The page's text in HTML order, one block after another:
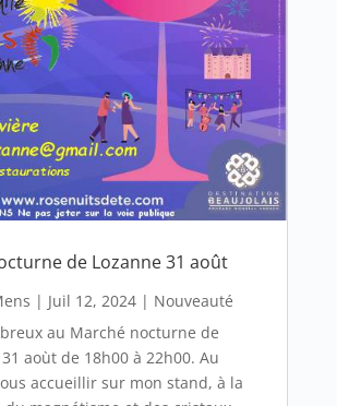
de Lozanne 31 août
| Juil 12, 2024| Nouveauté
au Marché nocturne de
aoùt de 18h00 à 22h00. Au
accueillir sur mon stand, à la